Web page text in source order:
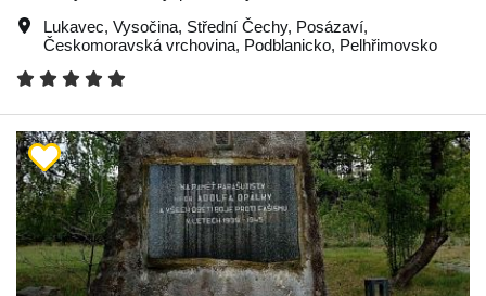
Lukavec, Vysočina, Střední Čechy, Posázaví,
Českomoravská vrchovina, Podblanicko, Pelhřimovsko